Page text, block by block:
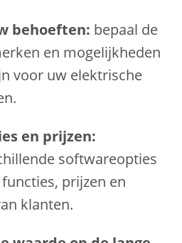
behoeften: bepaal de
en mogelijkheden
voor uw elektrische
en prijzen:
softwareopties
prijzen en
klanten.